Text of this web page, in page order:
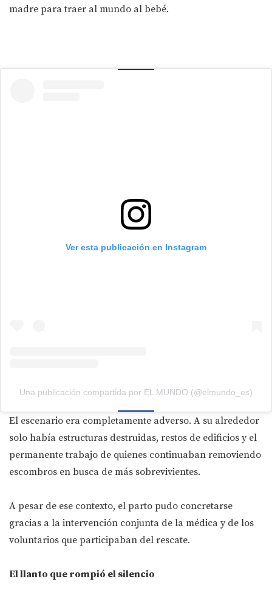
madre para traer al mundo al bebé.
Ver esta publicación en Instagram
Una publicación compartida por EL MUNDO (@elmundo_es)
El escenario era completamente adverso. A su alrededor
solo había estructuras destruidas, restos de edificios y el
permanente trabajo de quienes continuaban removiendo
escombros en busca de más sobrevivientes.
A pesar de ese contexto, el parto pudo concretarse
gracias a la intervención conjunta de la médica y de los
voluntarios que participaban del rescate.
El llanto que rompió el silencio